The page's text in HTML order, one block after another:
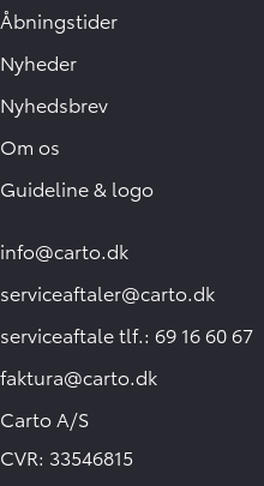
Åbningstider
Nyheder
Nyhedsbrev
Om os
Guideline & logo
info@carto.dk
serviceaftaler@carto.dk
serviceaftale tlf.: 69 16 60 67
faktura@carto.dk
Carto A/S
CVR: 33546815